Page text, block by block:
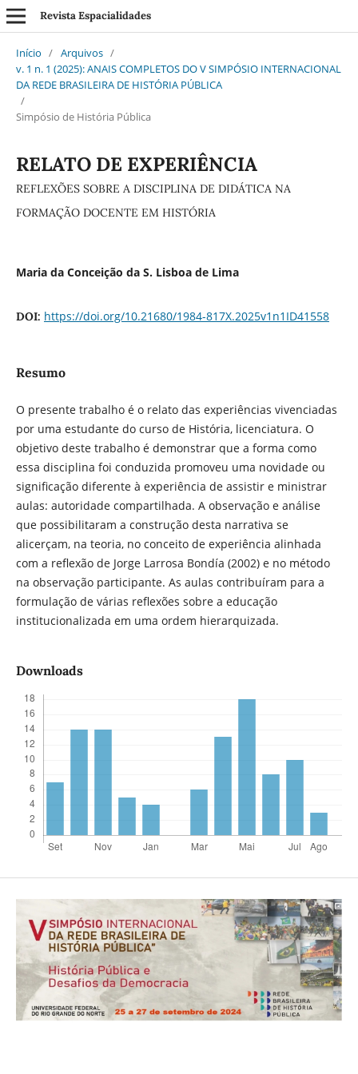
Revista Espacialidades
Início / Arquivos /
v. 1 n. 1 (2025): ANAIS COMPLETOS DO V SIMPÓSIO INTERNACIONAL
DA REDE BRASILEIRA DE HISTÓRIA PÚBLICA
/
Simpósio de História Pública
RELATO DE EXPERIÊNCIA
REFLEXÕES SOBRE A DISCIPLINA DE DIDÁTICA NA
FORMAÇÃO DOCENTE EM HISTÓRIA
Maria da Conceição da S. Lisboa de Lima
DOI: https://doi.org/10.21680/1984-817X.2025v1n1ID41558
Resumo
O presente trabalho é o relato das experiências vivenciadas
por uma estudante do curso de História, licenciatura. O
objetivo deste trabalho é demonstrar que a forma como
essa disciplina foi conduzida promoveu uma novidade ou
significação diferente à experiência de assistir e ministrar
aulas: autoridade compartilhada. A observação e análise
que possibilitaram a construção desta narrativa se
alicerçam, na teoria, no conceito de experiência alinhada
com a reflexão de Jorge Larrosa Bondía (2002) e no método
na observação participante. As aulas contribuíram para a
formulação de várias reflexões sobre a educação
institucionalizada em uma ordem hierarquizada.
Downloads